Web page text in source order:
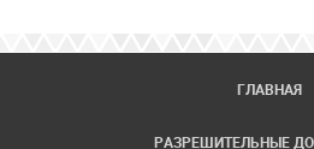
ГЛАВНАЯ
РАЗРЕШИТЕЛЬНЫЕ